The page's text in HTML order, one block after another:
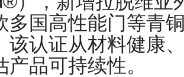
多国高性能门等青
该认证从材料健康
品可持续性。